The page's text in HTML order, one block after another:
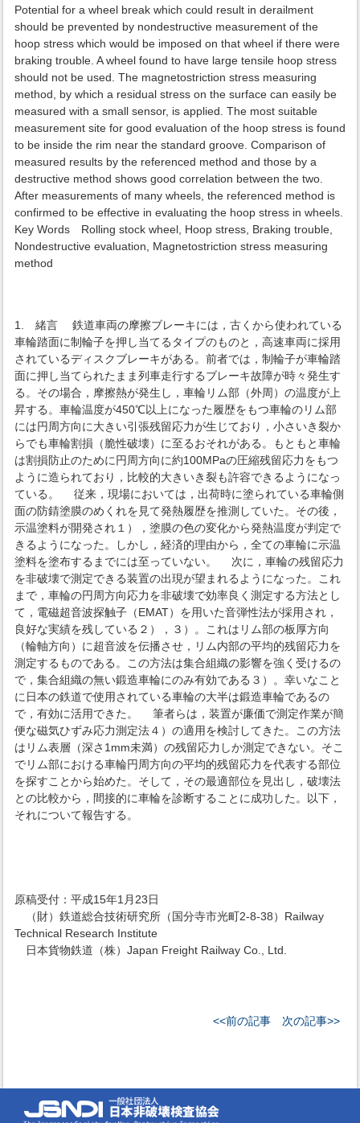
Potential for a wheel break which could result in derailment
should be prevented by nondestructive measurement of the
hoop stress which would be imposed on that wheel if there were
braking trouble. A wheel found to have large tensile hoop stress
should not be used. The magnetostriction stress measuring
method, by which a residual stress on the surface can easily be
measured with a small sensor, is applied. The most suitable
measurement site for good evaluation of the hoop stress is found
to be inside the rim near the standard groove. Comparison of
measured results by the referenced method and those by a
destructive method shows good correlation between the two.
After measurements of many wheels, the referenced method is
confirmed to be effective in evaluating the hoop stress in wheels.
Key Words Rolling stock wheel, Hoop stress, Braking trouble,
Nondestructive evaluation, Magnetostriction stress measuring
method
1. 緒言 鉄道車両の摩擦ブレーキには，古くから使われている
車輪踏面に制輪子を押し当てるタイプのものと，高速車両に採用
されているディスクブレーキがある。前者では，制輪子が車輪踏
面に押し当てられたまま列車走行するブレーキ故障が時々発生す
る。その場合，摩擦熱が発生し，車輪リム部（外周）の温度が上
昇する。車輪温度が450℃以上になった履歴をもつ車輪のリム部
には円周方向に大きい引張残留応力が生じており，小さいき裂か
らでも車輪割損（脆性破壊）に至るおそれがある。もともと車輪
は割損防止のために円周方向に約100MPaの圧縮残留応力をもつ
ように造られており，比較的大きいき裂も許容できるようになっ
ている。 従来，現場においては，出荷時に塗られている車輪側
面の防錆塗膜のめくれを見て発熱履歴を推測していた。その後，
示温塗料が開発され１），塗膜の色の変化から発熱温度が判定で
きるようになった。しかし，経済的理由から，全ての車輪に示温
塗料を塗布するまでには至っていない。 次に，車輪の残留応力
を非破壊で測定できる装置の出現が望まれるようになった。これ
まで，車輪の円周方向応力を非破壊で効率良く測定する方法とし
て，電磁超音波探触子（EMAT）を用いた音弾性法が採用され，
良好な実績を残している２），３）。これはリム部の板厚方向
（輪軸方向）に超音波を伝播させ，リム内部の平均的残留応力を
測定するものである。この方法は集合組織の影響を強く受けるの
で，集合組織の無い鍛造車輪にのみ有効である３）。幸いなこと
に日本の鉄道で使用されている車輪の大半は鍛造車輪であるの
で，有効に活用できた。 筆者らは，装置が廉価で測定作業が簡
便な磁気ひずみ応力測定法４）の適用を検討してきた。この方法
はリム表層（深さ1mm未満）の残留応力しか測定できない。そこ
でリム部における車輪円周方向の平均的残留応力を代表する部位
を探すことから始めた。そして，その最適部位を見出し，破壊法
との比較から，間接的に車輪を診断することに成功した。以下，
それについて報告する。
原稿受付：平成15年1月23日
（財）鉄道総合技術研究所（国分寺市光町2-8-38）Railway
Technical Research Institute
日本貨物鉄道（株）Japan Freight Railway Co., Ltd.
<<前の記事 次の記事>>